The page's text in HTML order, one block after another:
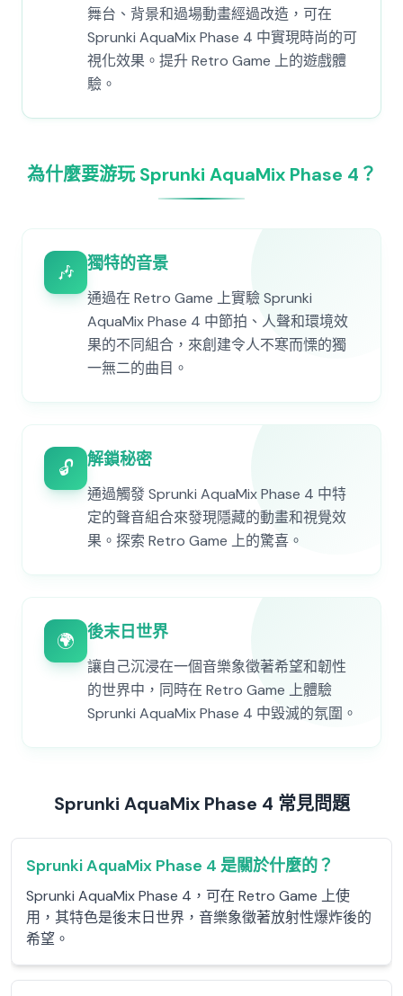
舞台、背景和過場動畫經過改造，可在
Sprunki AquaMix Phase 4 中實現時尚的可
視化效果。提升 Retro Game 上的遊戲體
驗。
為什麼要游玩 Sprunki AquaMix Phase 4？
🎶 獨特的音景
通過在 Retro Game 上實驗 Sprunki
AquaMix Phase 4 中節拍、人聲和環境效
果的不同組合，來創建令人不寒而慄的獨
一無二的曲目。
🔓 解鎖秘密
通過觸發 Sprunki AquaMix Phase 4 中特
定的聲音組合來發現隱藏的動畫和視覺效
果。探索 Retro Game 上的驚喜。
🌍 後末日世界
讓自己沉浸在一個音樂象徵著希望和韌性
的世界中，同時在 Retro Game 上體驗
Sprunki AquaMix Phase 4 中毀滅的氛圍。
Sprunki AquaMix Phase 4 常見問題
Sprunki AquaMix Phase 4 是關於什麼的？
Sprunki AquaMix Phase 4，可在 Retro Game 上使
用，其特色是後末日世界，音樂象徵著放射性爆炸後的
希望。